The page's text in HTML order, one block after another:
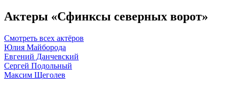
Актеры «Сфинксы северных ворот»
Смотреть всех актёров
Юлия Майборода
Евгений Данчевский
Сергей Подольный
Максим Щеголев